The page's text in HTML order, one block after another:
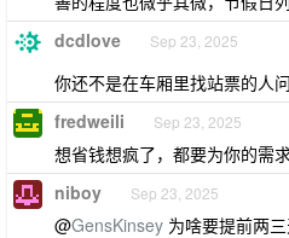
dcdlove Sep 23, 2025
你还不是在车厢里找站票的人
fredweili Sep 23, 2025
想省钱想疯了，都要为你的需
niboy Sep 23, 2025
@GensKinsey 为啥要提前两